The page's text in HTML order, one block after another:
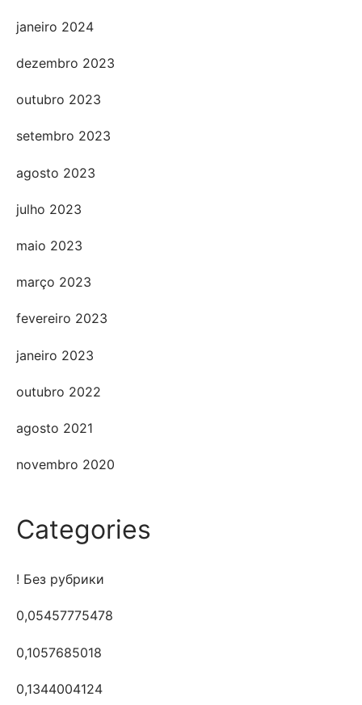
janeiro 2024
dezembro 2023
outubro 2023
setembro 2023
agosto 2023
julho 2023
maio 2023
março 2023
fevereiro 2023
janeiro 2023
outubro 2022
agosto 2021
novembro 2020
Categories
! Без рубрики
0,05457775478
0,1057685018
0,1344004124